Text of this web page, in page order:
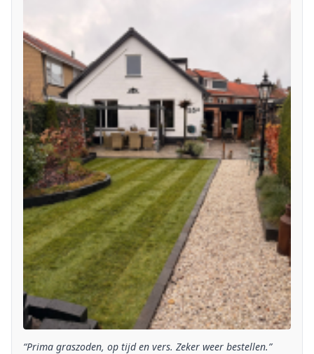
“Prima graszoden, op tijd en vers. Zeker weer bestellen.”